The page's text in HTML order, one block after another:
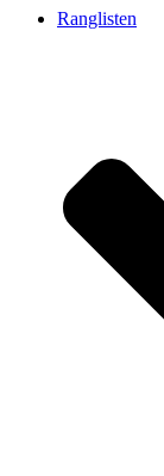
Ranglisten